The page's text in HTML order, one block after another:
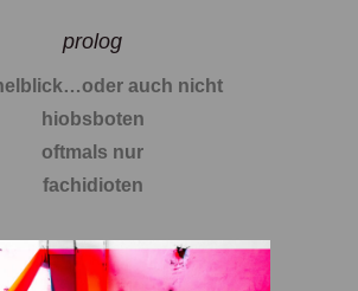
prolog
auch nicht
hiobsboten
oftmals nur
fachidioten